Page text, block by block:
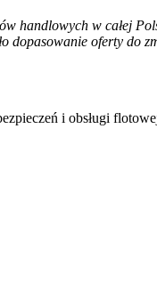
handlowych w całej
dopasowanie oferty do
i obsługi